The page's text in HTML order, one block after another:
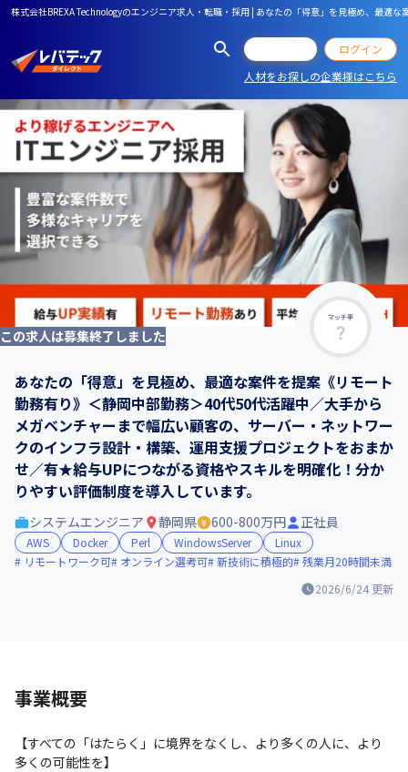
株式会社BREXA Technologyのエンジニア求人・転職・採用 | あなたの「得意」を見極め、最
ログイン
人材をお探しの企業様はこちら
マッチ率
この求人は募集終了しました
あなたの「得意」を見極め、最適な案件を提案《リモート
勤務有り》＜静岡中部勤務＞40代50代活躍中／大手から
メガベンチャーまで幅広い顧客の、サーバー・ネットワー
クのインフラ設計・構築、運用支援プロジェクトをおまか
せ／有★給与UPにつながる資格やスキルを明確化！分か
りやすい評価制度を導入しています。
2026/6/24 更新
システムエンジニア 静岡県 600-800万円 正社員
AWS Docker Perl WindowsServer
Linux
リモートワーク可
オンライン選考可 新技術に積極的 残業月20時間未満
事業概要
【すべての「はたらく」に境界をなくし、より多くの人に、より
多くの可能性を】